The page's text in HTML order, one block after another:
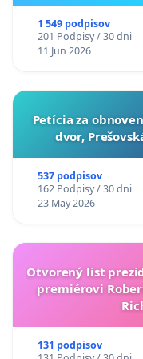
1 549 podpisov
201 Podpisy / 30 dni
11 Jun 2026
​Petícia za
dvor,
537 podpisov
162 Podpisy / 30 dni
23 May 2026
Otvorený list
premiérovi
131 podpisov